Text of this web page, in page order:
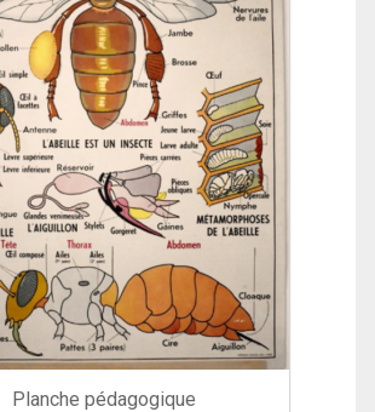
Planche pédagogique